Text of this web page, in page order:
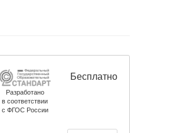
Разработано
в соответствии
с ФГОС России
Бесплатно